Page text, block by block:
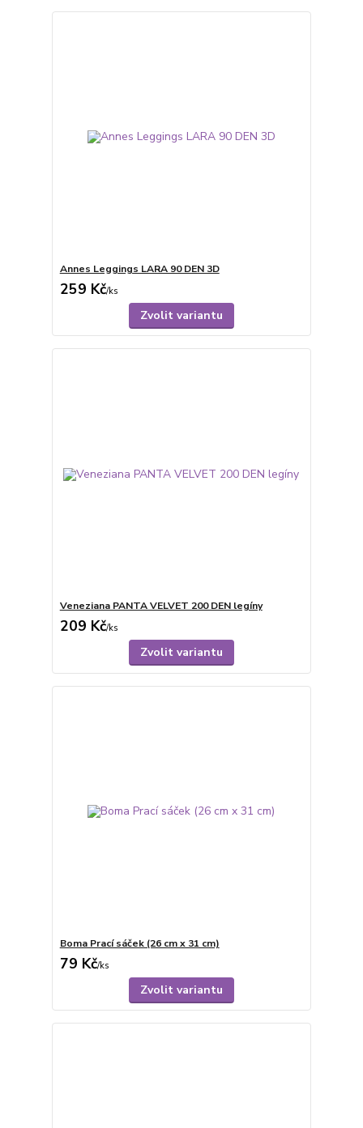
Annes Leggings LARA 90 DEN 3D
259 Kč/ks
Zvolit variantu
Veneziana PANTA VELVET 200 DEN legíny
209 Kč/ks
Zvolit variantu
Boma Prací sáček (26 cm x 31 cm)
79 Kč/ks
Zvolit variantu